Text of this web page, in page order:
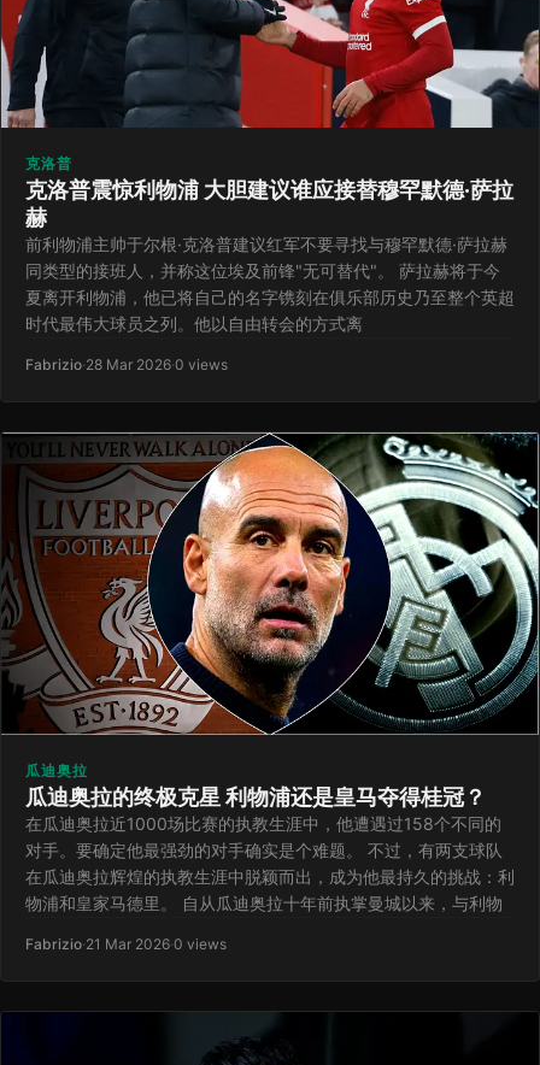
克洛普
克洛普震惊利物浦 大胆建议谁应接替穆罕默德·萨拉
赫
前利物浦主帅于尔根·克洛普建议红军不要寻找与穆罕默德·萨拉赫
同类型的接班人，并称这位埃及前锋"无可替代"。 萨拉赫将于今
夏离开利物浦，他已将自己的名字镌刻在俱乐部历史乃至整个英超
时代最伟大球员之列。他以自由转会的方式离
Fabrizio·28 Mar 2026·0 views
瓜迪奥拉
瓜迪奥拉的终极克星 利物浦还是皇马夺得桂冠？
在瓜迪奥拉近1000场比赛的执教生涯中，他遭遇过158个不同的
对手。要确定他最强劲的对手确实是个难题。 不过，有两支球队
在瓜迪奥拉辉煌的执教生涯中脱颖而出，成为他最持久的挑战：利
物浦和皇家马德里。 自从瓜迪奥拉十年前执掌曼城以来，与利物
Fabrizio·21 Mar 2026·0 views